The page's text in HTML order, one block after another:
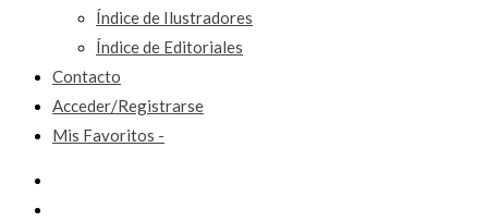
Índice de Ilustradores
Índice de Editoriales
Contacto
Acceder/Registrarse
Mis Favoritos -